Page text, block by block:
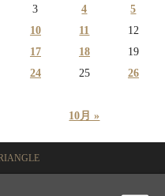
10月 »
3 4
5
10 11
12
17 18
19
24 25
26